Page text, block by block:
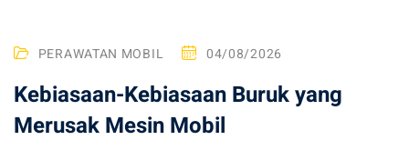
PERAWATAN MOBIL 04/08/2026
Kebiasaan-Kebiasaan Buruk yang
Merusak Mesin Mobil